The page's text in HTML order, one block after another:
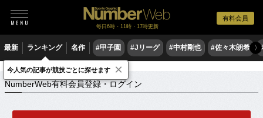
有料会員
毎日6時・11時・17時更新
最新 ランキング 名作 #甲子園 #Jリーグ #中村剛也 #佐々木朗希 〉
NumberWeb有料会員登録・ログイン
NumberWeb有料会員登録・ログイン
今人気の記事が競技ごとに探せます ×